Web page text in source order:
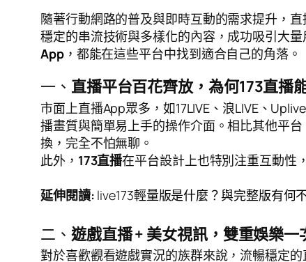
隨著行動網路的普及與即時互動的需求提升，
穩定的串流技術與多樣化的內容，成功吸引大
App，都能在這些平台中找到適合自己的角落。
一、 直播平台百花齊放，為何173直播
市面上直播App眾多，如17LIVE、浪LIVE、
播畫質與簡單易上手的操作介面。相比其他平台
換，完全不怕無聊。
此外， 173直播在平台設計上也特別注重互動性
延伸閱讀: live173輕量版是什麼？與完整版有何
二、 遊戲直播 + 美女視訊，雙重娛樂一
對於喜歡觀看遊戲實況的族群來說，流暢穩定的